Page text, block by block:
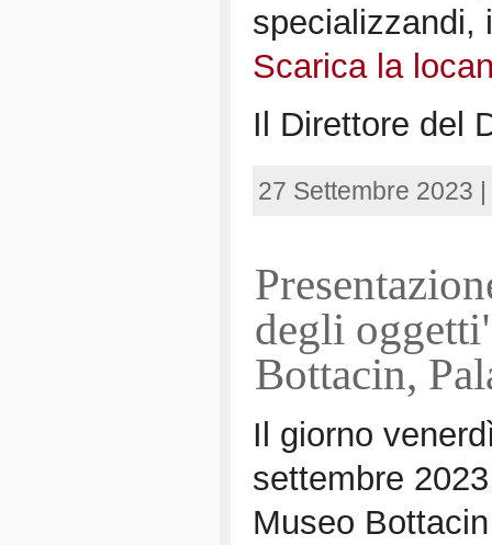
specializzandi,
Scarica la
Il Direttore del
27 Settembre 2023 |
degli
Bottacin,
Il giorno
settembre
Museo